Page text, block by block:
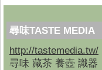
尋味TASTE MEDIA
http://tastemedia.tw/
尋味 藏茶 養壺 識器